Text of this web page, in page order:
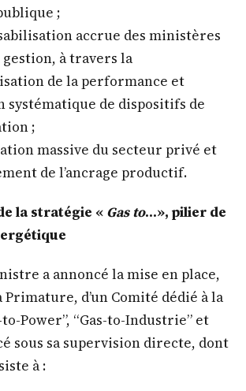
;
accrue des ministères
à travers la
de la performance et
systématique de dispositifs de
;
massive du secteur privé et
de l’ancrage productif.
la stratégie « Gas to…», pilier de
a annoncé la mise en place,
Primature, d’un Comité dédié à la
Power”, “Gas-to-Industrie” et
sous sa supervision directe, dont
à :